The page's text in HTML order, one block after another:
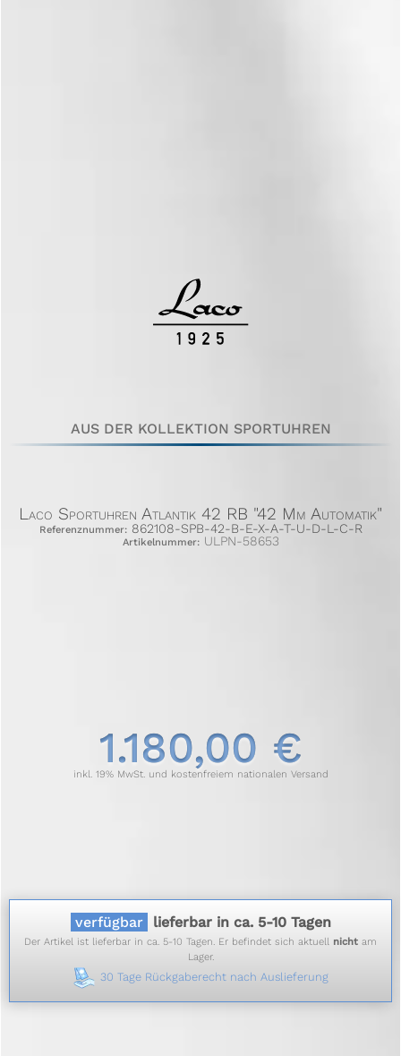
AUS DER KOLLEKTION SPORTUHREN
Laco Sportuhren Atlantik 42 RB "42 Mm Automatik"
Referenznummer: 862108-SPB-42-B-E-X-A-T-U-D-L-C-R
Artikelnummer:ULPN-58653
1.180,00 €
inkl. 19% MwSt. und kostenfreiem nationalen Versand
verfügbar lieferbar in ca. 5-10 Tagen
Der Artikel ist lieferbar in ca. 5-10 Tagen. Er befindet sich aktuell nicht am
Lager.
30 Tage Rückgaberecht nach Auslieferung